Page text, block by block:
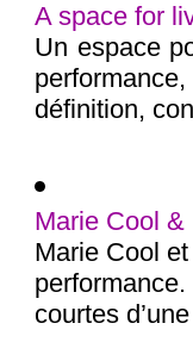
A space for
Un espace
définition,
Marie Cool
Marie Cool
courtes